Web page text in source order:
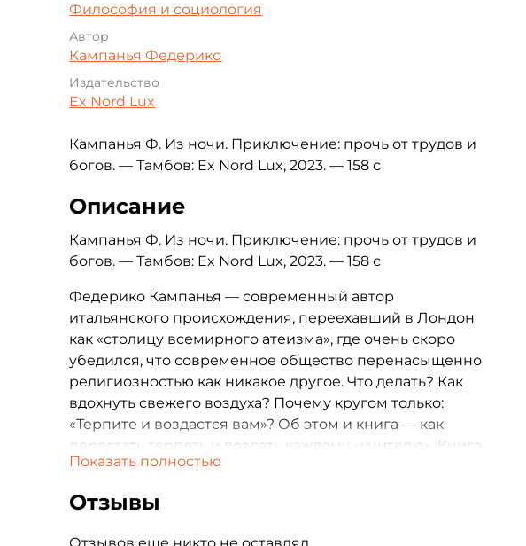
Философия и социология
Автор
Кампанья Федерико
Издательство
Ex Nord Lux
Кампанья Ф. Из ночи. Приключение: прочь от трудов и
богов. — Тамбов: Ex Nord Lux, 2023. — 158 с
Описание
Кампанья Ф. Из ночи. Приключение: прочь от трудов и
богов. — Тамбов: Ex Nord Lux, 2023. — 158 с
Федерико Кампанья — современный автор
итальянского происхождения, переехавший в Лондон
как «столицу всемирного атеизма», где очень скоро
убедился, что современное общество перенасыщенно
религиозностью как никакое другое. Что делать? Как
вдохнуть свежего воздуха? Почему кругом только:
«Терпите и воздастся вам»? Об этом и книга — как
перестать терпеть и воздать каждому «учителю». Книга
бесконечно антисоциальная, но иначе и быть не могло
скакать в которую предлагается добровольно и с
Показать полностью
Отзывы